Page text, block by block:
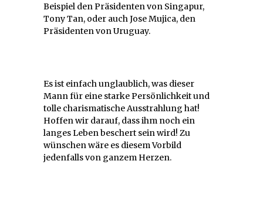
Beispiel den Präsidenten von Singapur,
Tony Tan, oder auch Jose Mujica, den
Präsidenten von Uruguay.
Es ist einfach unglaublich, was dieser
Mann für eine starke Persönlichkeit und
tolle charismatische Ausstrahlung hat!
Hoffen wir darauf, dass ihm noch ein
langes Leben beschert sein wird! Zu
wünschen wäre es diesem Vorbild
jedenfalls von ganzem Herzen.